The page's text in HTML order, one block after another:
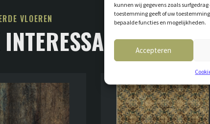
kunnen wij gegevens zoals surfgedrag
toestemming geeft of uw
bepaalde functies en mogelijkheden.
Accepteren
VLOEREN
VOOR